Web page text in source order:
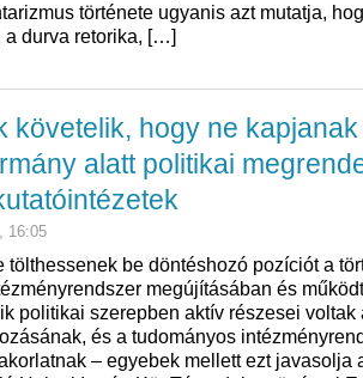
története ugyanis azt mutatja,
a durva retorika, […]
követelik, hogy ne
alatt politikai
16:05
tölthessenek be döntéshozó pozíciót a
megújításában és
politikai szerepben aktív részesei voltak
és a tudományos
– egyebek mellett ezt javasolja